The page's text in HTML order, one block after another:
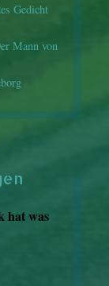
Gedicht
Mann von
hat was